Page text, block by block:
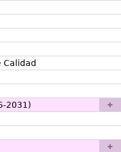
Calidad
2031)